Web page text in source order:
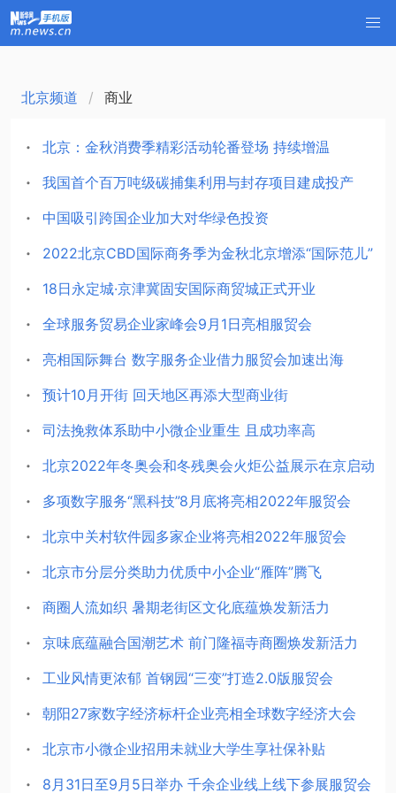
北京频道 商业
北京：金秋消费季精彩活动轮番登场 持续增温
我国首个百万吨级碳捕集利用与封存项目建成投产
中国吸引跨国企业加大对华绿色投资
2022北京CBD国际商务季为金秋北京增添“国际范儿”
18日永定城·京津冀固安国际商贸城正式开业
全球服务贸易企业家峰会9月1日亮相服贸会
亮相国际舞台 数字服务企业借力服贸会加速出海
预计10月开街 回天地区再添大型商业街
司法挽救体系助中小微企业重生 且成功率高
北京2022年冬奥会和冬残奥会火炬公益展示在京启动
多项数字服务“黑科技”8月底将亮相2022年服贸会
北京中关村软件园多家企业将亮相2022年服贸会
北京市分层分类助力优质中小企业“雁阵”腾飞
商圈人流如织 暑期老街区文化底蕴焕发新活力
京味底蕴融合国潮艺术 前门隆福寺商圈焕发新活力
工业风情更浓郁 首钢园“三变”打造2.0版服贸会
朝阳27家数字经济标杆企业亮相全球数字经济大会
北京市小微企业招用未就业大学生享社保补贴
8月31日至9月5日举办 千余企业线上线下参展服贸会